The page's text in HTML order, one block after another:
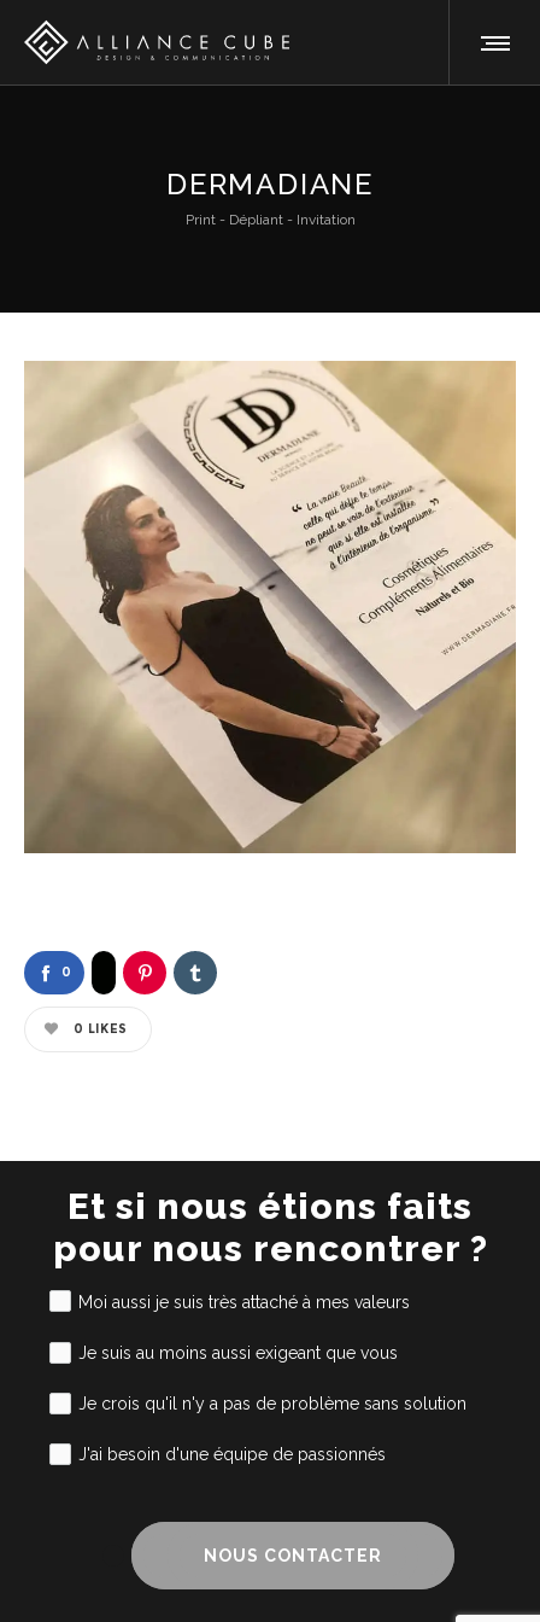
DERMADIANE
Print - Dépliant - Invitation
0
0 LIKES
Et si nous étions faits
pour nous rencontrer ?
Moi aussi je suis très attaché à mes valeurs
Je suis au moins aussi exigeant que vous
Je crois qu'il n'y a pas de problème sans solution
J'ai besoin d'une équipe de passionnés
NOUS CONTACTER